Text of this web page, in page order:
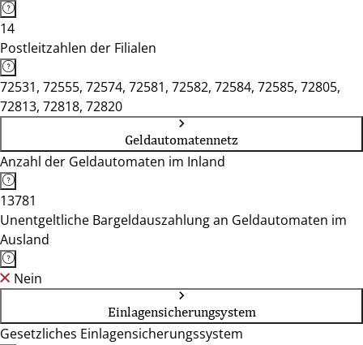
14
Postleitzahlen der Filialen
72531, 72555, 72574, 72581, 72582, 72584, 72585, 72805,
72813, 72818, 72820
Geldautomatennetz
Anzahl der Geldautomaten im Inland
13781
Unentgeltliche Bargeldauszahlung an Geldautomaten im
Ausland
Nein
Einlagensicherungsystem
Gesetzliches Einlagensicherungssystem